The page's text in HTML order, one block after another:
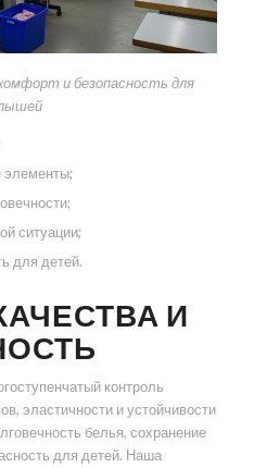
и безопасность для
элементы;
ситуации;
для детей.
И
контроль
эластичности и устойчивости
белья, сохранение
для детей. Наша